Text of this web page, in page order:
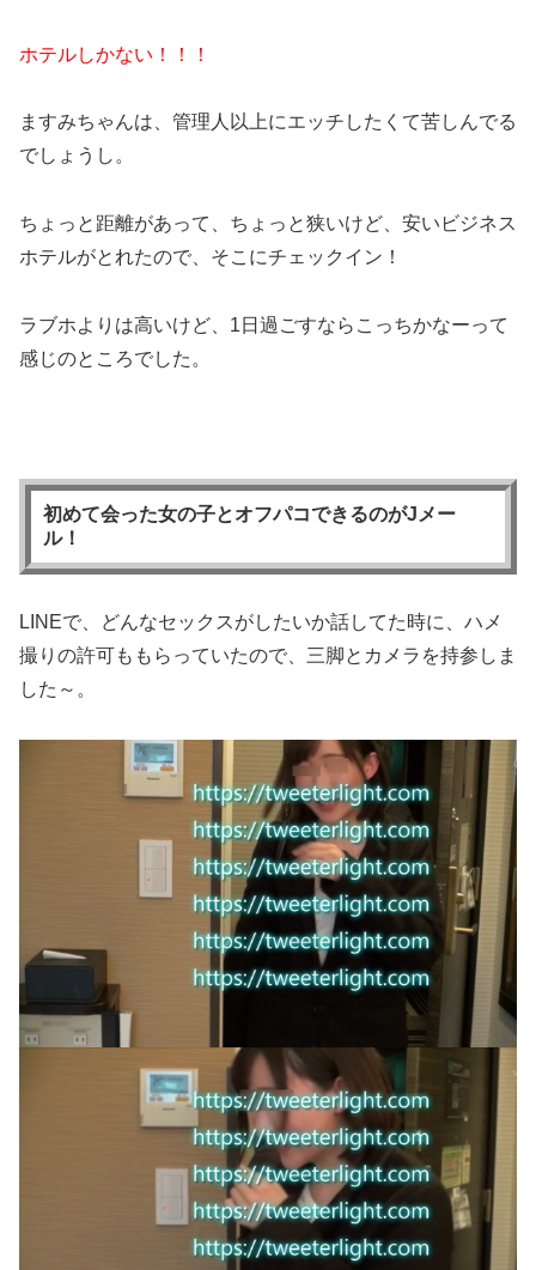
ホテルしかない！！！
ますみちゃんは、管理人以上にエッチしたくて苦しんでる
でしょうし。
ちょっと距離があって、ちょっと狭いけど、安いビジネス
ホテルがとれたので、そこにチェックイン！
ラブホよりは高いけど、1日過ごすならこっちかなーって
感じのところでした。
初めて会った女の子とオフパコできるのがJメー
ル！
LINEで、どんなセックスがしたいか話してた時に、ハメ
撮りの許可ももらっていたので、三脚とカメラを持参しま
した～。